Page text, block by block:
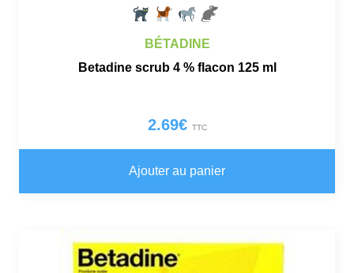
BÉTADINE
Betadine scrub 4 % flacon 125 ml
2.69€ TTC
Ajouter au panier